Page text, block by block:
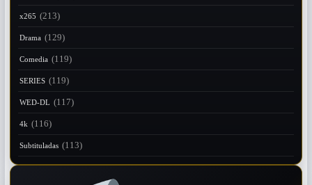
x265 (213)
Drama (129)
Comedia (119)
SERIES (119)
WED-DL (117)
4k (116)
Subtituladas (113)